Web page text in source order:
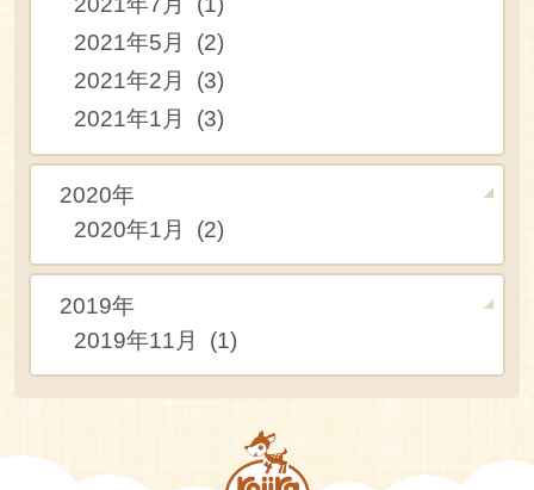
2021年5月 (2)
2021年2月 (3)
2021年1月 (3)
2020年
2020年1月 (2)
2019年
2019年11月 (1)